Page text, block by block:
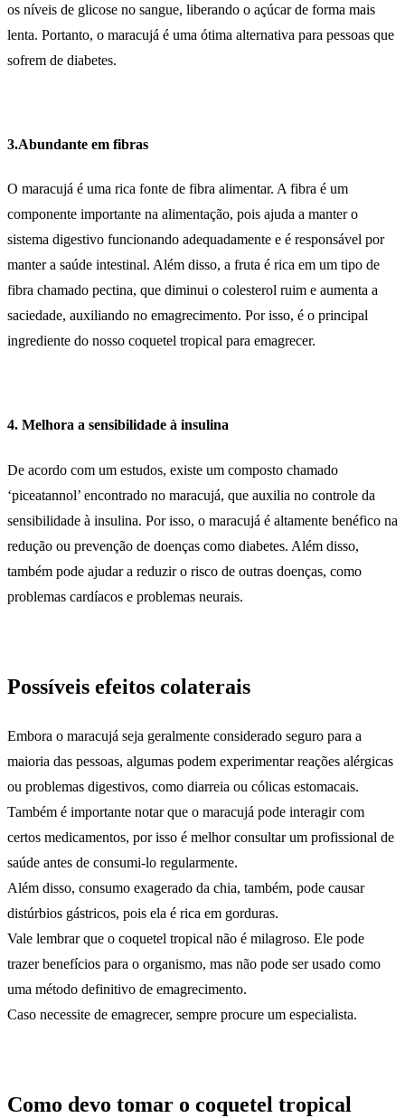
os níveis de glicose no sangue, liberando o açúcar de forma mais
lenta. Portanto, o maracujá é uma ótima alternativa para pessoas que
sofrem de diabetes.
3.Abundante em fibras
O maracujá é uma rica fonte de fibra alimentar. A fibra é um
componente importante na alimentação, pois ajuda a manter o
sistema digestivo funcionando adequadamente e é responsável por
manter a saúde intestinal. Além disso, a fruta é rica em um tipo de
fibra chamado pectina, que diminui o colesterol ruim e aumenta a
saciedade, auxiliando no emagrecimento. Por isso, é o principal
ingrediente do nosso coquetel tropical para emagrecer.
4. Melhora a sensibilidade à insulina
De acordo com um estudos, existe um composto chamado
‘piceatannol’ encontrado no maracujá, que auxilia no controle da
sensibilidade à insulina. Por isso, o maracujá é altamente benéfico na
redução ou prevenção de doenças como diabetes. Além disso,
também pode ajudar a reduzir o risco de outras doenças, como
problemas cardíacos e problemas neurais.
Possíveis efeitos colaterais
Embora o maracujá seja geralmente considerado seguro para a
maioria das pessoas, algumas podem experimentar reações alérgicas
ou problemas digestivos, como diarreia ou cólicas estomacais.
Também é importante notar que o maracujá pode interagir com
certos medicamentos, por isso é melhor consultar um profissional de
saúde antes de consumi-lo regularmente.
Além disso, consumo exagerado da chia, também, pode causar
distúrbios gástricos, pois ela é rica em gorduras.
Vale lembrar que o coquetel tropical não é milagroso. Ele pode
trazer benefícios para o organismo, mas não pode ser usado como
uma método definitivo de emagrecimento.
Caso necessite de emagrecer, sempre procure um especialista.
Como devo tomar o coquetel tropical